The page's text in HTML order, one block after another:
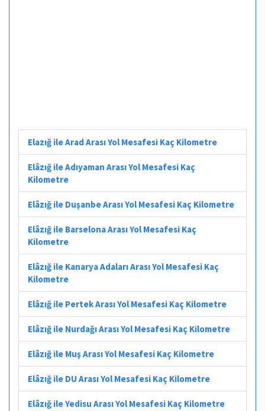
Elazığ ile Arad Arası Yol Mesafesi Kaç Kilometre
Elâzığ ile Adıyaman Arası Yol Mesafesi Kaç
Kilometre
Elâzığ ile Duşanbe Arası Yol Mesafesi Kaç Kilometre
Elâzığ ile Barselona Arası Yol Mesafesi Kaç
Kilometre
Elâzığ ile Kanarya Adaları Arası Yol Mesafesi Kaç
Kilometre
Elâzığ ile Pertek Arası Yol Mesafesi Kaç Kilometre
Elâzığ ile Nurdağı Arası Yol Mesafesi Kaç Kilometre
Elâzığ ile Muş Arası Yol Mesafesi Kaç Kilometre
Elâzığ ile DU Arası Yol Mesafesi Kaç Kilometre
Elâzığ ile Yedisu Arası Yol Mesafesi Kaç Kilometre